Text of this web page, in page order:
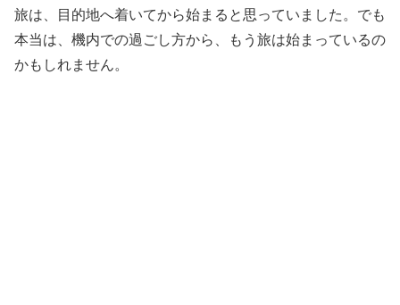
旅は、目的地へ着いてから始まると思っていました。でも
本当は、機内での過ごし方から、もう旅は始まっているの
かもしれません。